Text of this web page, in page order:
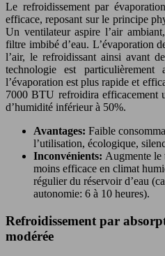
Le refroidissement par
efficace, reposant sur le principe
Un ventilateur aspire l’air
filtre imbibé d’eau. L’évaporation
l’air, le refroidissant ainsi avant
technologie est
l’évaporation est plus rapide et
7000 BTU refroidira efficacement
d’humidité inférieur à 50%.
Avantages: Faible
l’utilisation, écologique,
Inconvénients: Augmente le
moins efficace en climat
régulier du réservoir d’eau
autonomie: 6 à 10 heures).
Refroidissement par
modérée